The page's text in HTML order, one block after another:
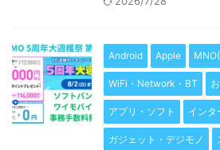
Android Apple
WiFi・Network・BT
アプリ・ソフト インタ
ガジェット・デジモノ